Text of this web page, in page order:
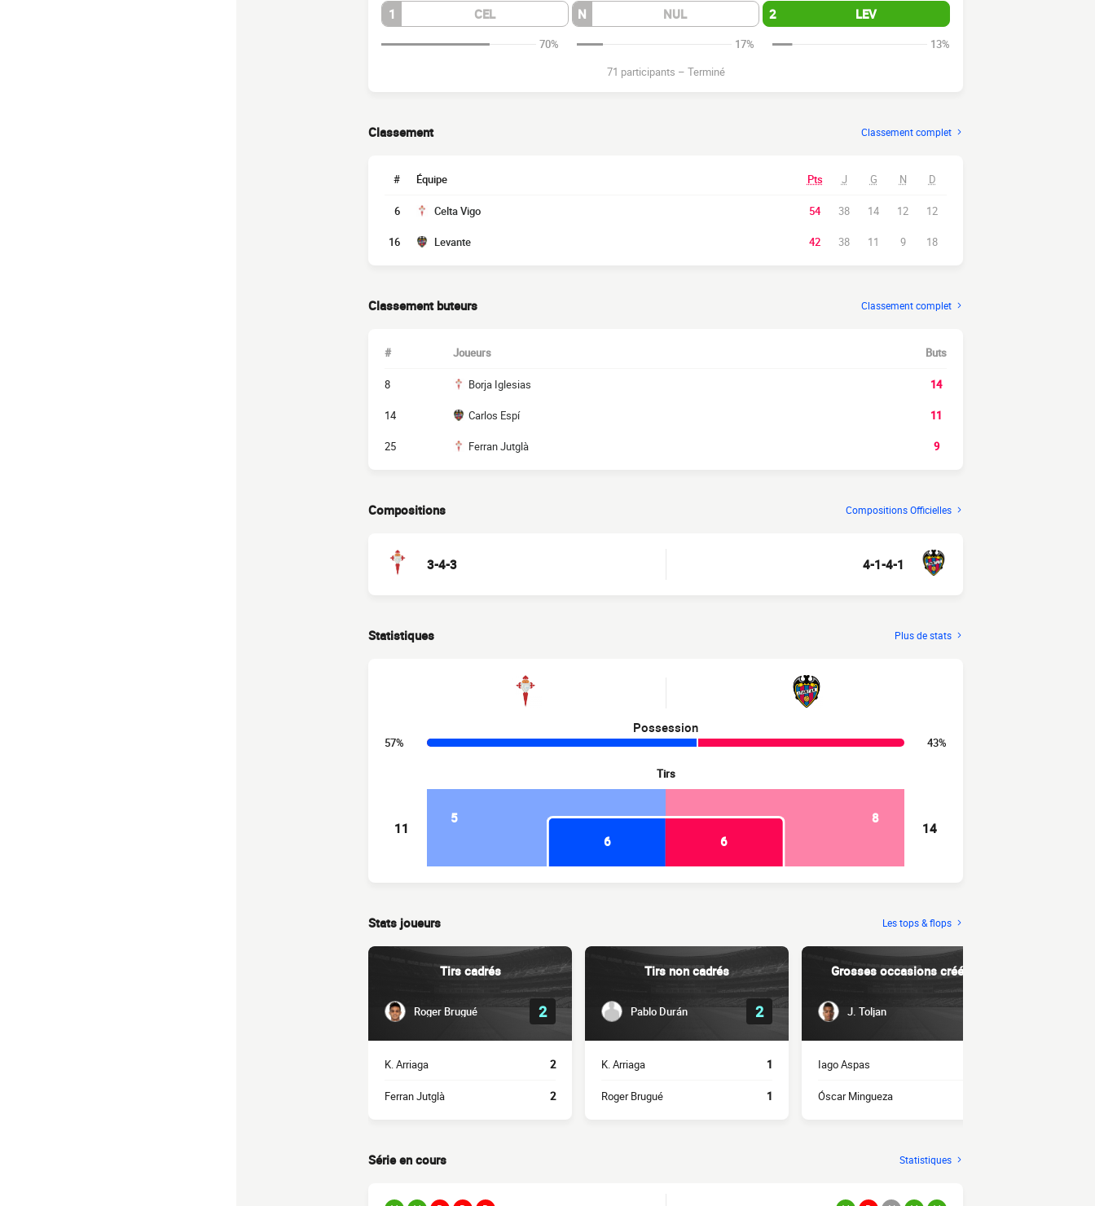
1 CEL N NUL 2 LEV
70% 17%
13%
71 participants – Terminé
Classement Classement complet
# Équipe Pts J G N D
6 Celta Vigo 54 38 14 12 12
16 Levante 42 38 11 9 18
Classement buteurs Classement complet
# Joueurs Buts
8 Borja Iglesias 14
14 Carlos Espí 11
25 Ferran Jutglà 9
Compositions Compositions Officielles
3-4-3 4-1-4-1
Statistiques Plus de stats
Possession
57% 43%
Tirs
11
5
8
6
6
14
Stats joueurs Les tops & flops
Tirs cadrés
Roger Brugué 2
K. Arriaga 2
Ferran Jutglà 2
Tirs non cadrés
Pablo Durán 2
K. Arriaga 1
Roger Brugué 1
Grosses occasions créées
J. Toljan
Iago Aspas
Óscar Mingueza
Série en cours Statistiques